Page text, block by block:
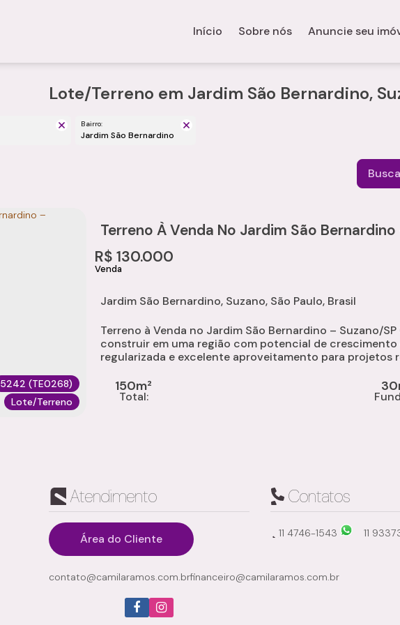
Anuncie seu
Sobre nós
Início
Lote/Terreno em Jardim São Bernardino,
Bairro:
Jardim São Bernardino
5242 (TE0268)
Lote/Terreno
Terreno À Venda No Jardim São
R$ 130.000
Jardim São Bernardino, Suzano, São Paulo, Brasil
Total:
150m²
Terreno à Venda no Jardim São Bernardino – Suzano/
construir em uma região com potencial de
regularizada e excelente aproveitamento para projetos
Atendimento
Área do Cliente
contato@camilaramos.com.brfinanceiro@camilaramos.com.br
Contatos
11 4746-1543 11